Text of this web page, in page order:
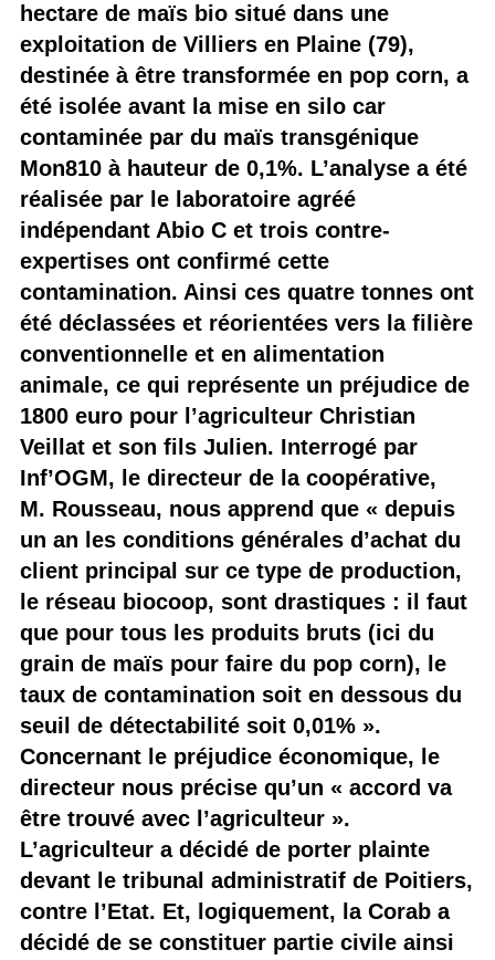
hectare de maïs bio situé dans une
exploitation de Villiers en Plaine (79),
destinée à être transformée en pop corn, a
été isolée avant la mise en silo car
contaminée par du maïs transgénique
Mon810 à hauteur de 0,1%. L’analyse a été
réalisée par le laboratoire agréé
indépendant Abio C et trois contre-
expertises ont confirmé cette
contamination. Ainsi ces quatre tonnes ont
été déclassées et réorientées vers la filière
conventionnelle et en alimentation
animale, ce qui représente un préjudice de
1800 euro pour l’agriculteur Christian
Veillat et son fils Julien. Interrogé par
Inf’OGM, le directeur de la coopérative,
M. Rousseau, nous apprend que « depuis
un an les conditions générales d’achat du
client principal sur ce type de production,
le réseau biocoop, sont drastiques : il faut
que pour tous les produits bruts (ici du
grain de maïs pour faire du pop corn), le
taux de contamination soit en dessous du
seuil de détectabilité soit 0,01% ».
Concernant le préjudice économique, le
directeur nous précise qu’un « accord va
être trouvé avec l’agriculteur ».
L’agriculteur a décidé de porter plainte
devant le tribunal administratif de Poitiers,
contre l’Etat. Et, logiquement, la Corab a
décidé de se constituer partie civile ainsi